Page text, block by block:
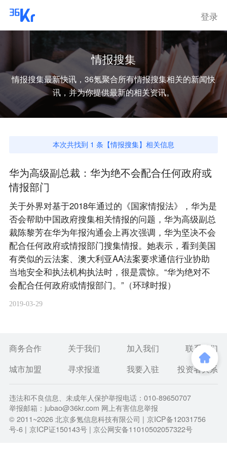
登录
情报搜集
情报搜集最新快讯，36氪聚合所有情报搜集相关的新闻快
讯，并为你提供最新的相关资讯。
本次共找到 1 条【情报搜集】相关信息
华为高级副总裁：华为绝不会配合任何政府或
情报部门
关于外界对基于2018年通过的《国家情报法》，华为是
否会帮助中国政府搜集相关情报的问题，华为高级副总
裁陈黎芳在华为年报沟通会上再次强调，华为坚决不会
配合任何政府或情报部门搜集情报。她表示，看到美国
有类似的云法案、澳大利亚AA法案要求通信行业协助
当地安全和执法机构执法时，很是震惊。“华为绝对不
会配合任何政府或情报部门。”（环球时报）
2019-03-29
商务合作 关于我们 加入我们
联系我们
城市加盟
寻求报道 我要入驻 投资者关系
违法和不良信息、未成年人保护举报电话：010-89650707
举报邮箱：jubao@36kr.com 网上有害信息举报
© 2011~2026北京多氪信息科技有限公司 | 京ICP备12031756
号-6 | 京ICP证150143号 | 京公网安备11010502057322号